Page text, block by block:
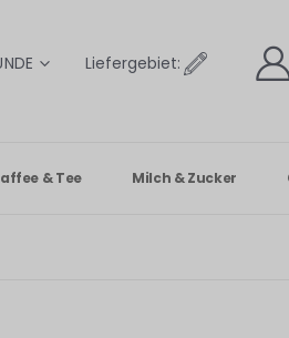
Liefergebiet:
& Tee Milch & Zucker